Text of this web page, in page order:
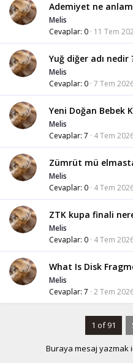
Ademiyet ne
Melis
Cevaplar 0 11 Tem
Yuğ diğer adı nedir
Melis
Cevaplar 0 7 Tem
Yeni Doğan Bebek
Melis
Cevaplar 7 4 Tem
Zümrüt mü
Melis
Cevaplar 0 4 Tem
ZTK kupa finali
Melis
Cevaplar 0 4 Tem
What Is Disk
Melis
Cevaplar 7 2 Tem
1 of 91
Buraya mesaj yazmak